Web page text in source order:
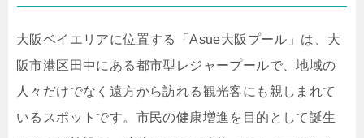
大阪ベイエリアに位置する「Asue大阪プール」は、大
阪市港区田中にある都市型レジャープールで、地域の
人々だけでなく遠方から訪れる観光客にも親しまれて
いるスポットです。市民の健康増進を目的として誕生